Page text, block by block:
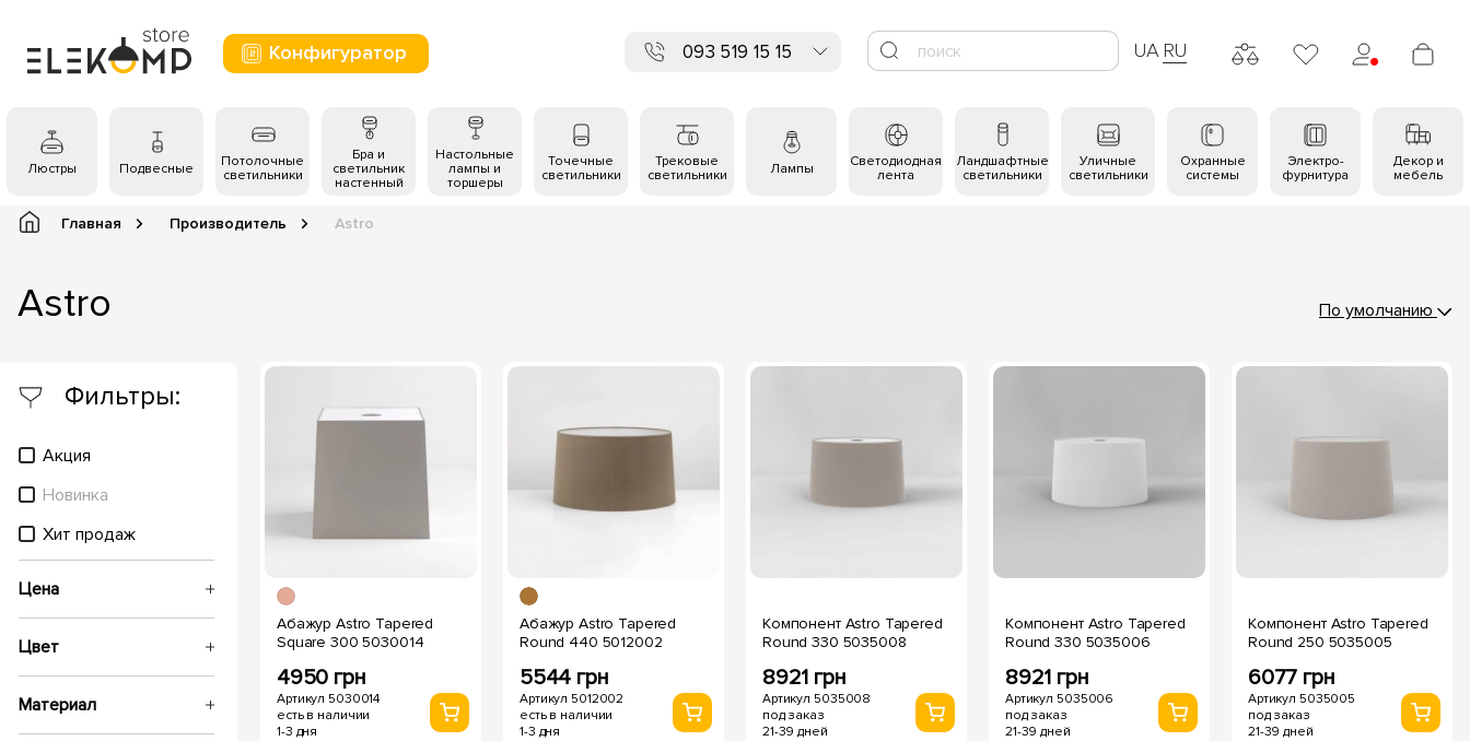
Конфигуратор 093 519 15 15 UA RU
Люстры Подвесные
Потолочные
светильники
Бра и
светильник
настенный
Настольные
лампы и
торшеры
Точечные
светильники
Трековые
светильники
Лампы
Светодиодная
лента
Ландшафтные
светильники
Уличные
светильники
Охранные
системы
Электро-
фурнитура
Декор и
мебель
Главная Производитель Astro
Astro По умолчанию
Фильтры:
Акция
Новинка
Хит продаж
Цена
Цвет
Материал
Абажур Astro Tapered
Square 300 5030014
4950 грн
Артикул 5030014
есть в наличии
1-3 дня
Абажур Astro Tapered
Round 440 5012002
5544 грн
Артикул 5012002
есть в наличии
1-3 дня
Компонент Astro Tapered
Round 330 5035008
8921 грн
Артикул 5035008
под заказ
21-39 дней
Компонент Astro Tapered
Round 330 5035006
8921 грн
Артикул 5035006
под заказ
21-39 дней
Компонент Astro Tapered
Round 250 5035005
6077 грн
Артикул 5035005
под заказ
21-39 дней